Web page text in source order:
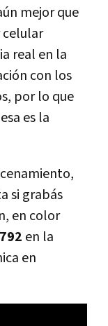
mejor que
celular
real en la
con los
por lo que
es la
si grabás
en color
en la
en